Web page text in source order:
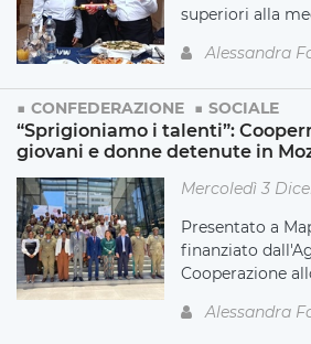
superiori alla
Alessandra
CONFEDERAZIONE SOCIALE
“Sprigioniamo i talenti”:
giovani e donne detenute in
Mercoledì 3
Presentato a
finanziato
Cooperazione
Alessandra